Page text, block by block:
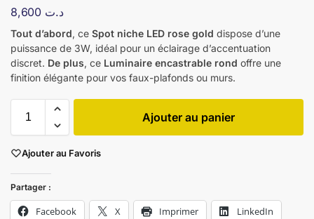
د.ت
Tout d’abord, ce Spot niche LED rose gold dispose d’une
puissance de 3W, idéal pour un éclairage d’accentuation
discret. De plus, ce Luminaire encastrable rond offre une
finition élégante pour vos faux-plafonds ou murs.
Ajouter au panier
Ajouter au Favoris
Partager :
Facebook X Imprimer LinkedIn